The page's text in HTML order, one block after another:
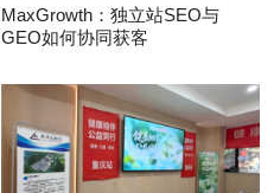
MaxGrowth：独立站SEO与
GEO如何协同获客